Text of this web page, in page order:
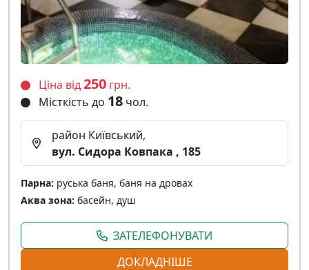
Ціна від250 грн.
Місткість до 18 чол.
район Київський,
вул. Сидора Ковпака , 185
Парна: руська баня, баня на дровах
Аква зона: басейн, душ
ЗАТЕЛЕФОНУВАТИ
ДОКЛАДНІШЕ